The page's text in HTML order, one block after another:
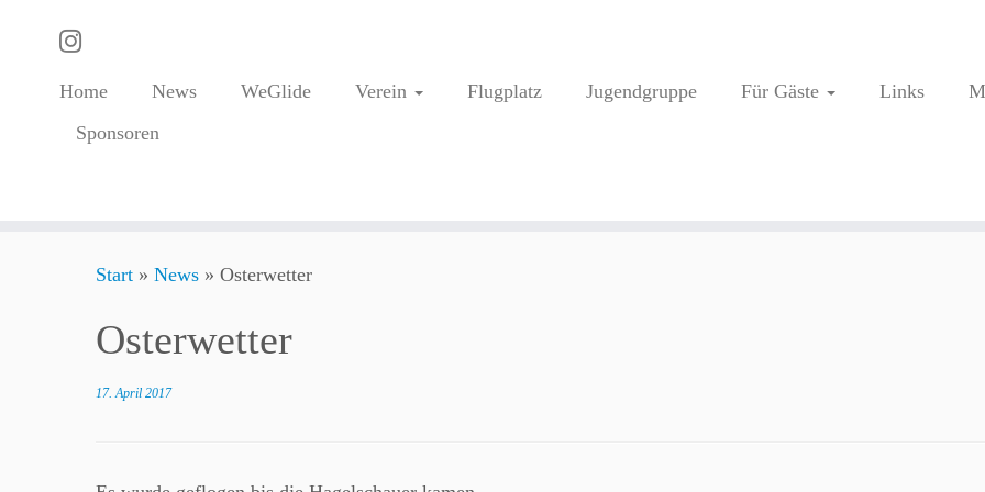
Home News WeGlide Verein Flugplatz Jugendgruppe Für Gäste Links
Sponsoren
Start » News » Osterwetter
Osterwetter
17. April 2017